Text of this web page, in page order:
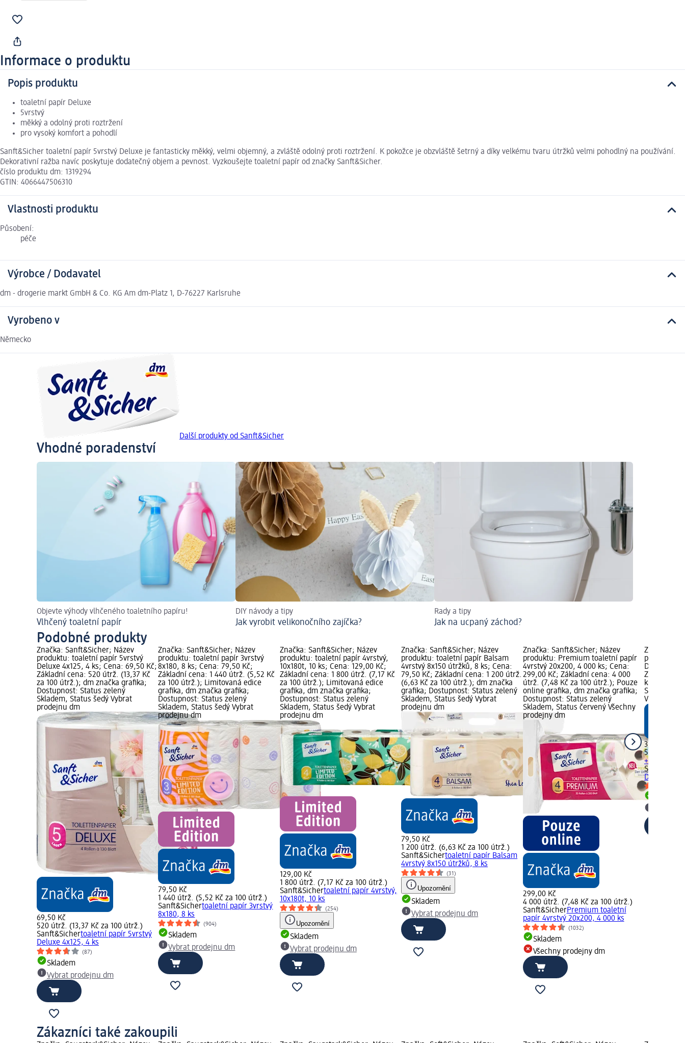
Informace o produktu
Popis produktu
toaletní papír Deluxe
5vrstvý
měkký a odolný proti roztržení
pro vysoký komfort a pohodlí
Sanft&Sicher toaletní papír 5vrstvý Deluxe je fantasticky měkký, velmi objemný, a zvláště odolný proti roztržení. K pokožce je obzvláště šetrný a díky velkému tvaru útržků velmi pohodlný na používání.
Dekorativní ražba navíc poskytuje dodatečný objem a pevnost. Vyzkoušejte toaletní papír od značky Sanft&Sicher.
číslo produktu dm: 1319294
GTIN: 4066447506310
Vlastnosti produktu
Působení:
péče
Výrobce / Dodavatel
dm - drogerie markt GmbH & Co. KG Am dm-Platz 1, D-76227 Karlsruhe
Vyrobeno v
Německo
Další produkty od Sanft&Sicher
Vhodné poradenství
Objevte výhody vlhčeného toaletního papíru!
Vlhčený toaletní papír
DIY návody a tipy
Jak vyrobit velikonočního zajíčka?
Rady a tipy
Jak na ucpaný záchod?
Podobné produkty
Značka: Sanft&Sicher; Název
produktu: toaletní papír 5vrstvý
Deluxe 4x125, 4 ks; Cena: 69,50 Kč;
Základní cena: 520 útrž. (13,37 Kč
za 100 útrž.); dm značka grafika;
Dostupnost: Status zelený
Skladem, Status šedý Vybrat
prodejnu dm
69,50 Kč
520 útrž. (13,37 Kč za 100 útrž.)
Sanft&Sichertoaletní papír 5vrstvý
Deluxe 4x125, 4 ks
(87)
Skladem
Vybrat prodejnu dm
Značka: Sanft&Sicher; Název
produktu: toaletní papír 3vrstvý
8x180, 8 ks; Cena: 79,50 Kč;
Základní cena: 1 440 útrž. (5,52 Kč
za 100 útrž.); Limitovaná edice
grafika, dm značka grafika;
Dostupnost: Status zelený
Skladem, Status šedý Vybrat
prodejnu dm
79,50 Kč
1 440 útrž. (5,52 Kč za 100 útrž.)
Sanft&Sichertoaletní papír 3vrstvý
8x180, 8 ks
(904)
Skladem
Vybrat prodejnu dm
Značka: Sanft&Sicher; Název
produktu: toaletní papír 4vrstvý,
10x180t, 10 ks; Cena: 129,00 Kč;
Základní cena: 1 800 útrž. (7,17 Kč
za 100 útrž.); Limitovaná edice
grafika, dm značka grafika;
Dostupnost: Status zelený
Skladem, Status šedý Vybrat
prodejnu dm
129,00 Kč
1 800 útrž. (7,17 Kč za 100 útrž.)
Sanft&Sichertoaletní papír 4vrstvý,
10x180t, 10 ks
(254)
Upozornění
Skladem
Vybrat prodejnu dm
Značka: Sanft&Sicher; Název
produktu: toaletní papír Balsam
4vrstvý 8x150 útržků, 8 ks; Cena:
79,50 Kč; Základní cena: 1 200 útrž.
(6,63 Kč za 100 útrž.); dm značka
grafika; Dostupnost: Status zelený
Skladem, Status šedý Vybrat
prodejnu dm
79,50 Kč
1 200 útrž. (6,63 Kč za 100 útrž.)
Sanft&Sichertoaletní papír Balsam
4vrstvý 8x150 útržků, 8 ks
(31)
Upozornění
Skladem
Vybrat prodejnu dm
Značka: Sanft&Sicher; Název
produktu: Premium toaletní papír
4vrstvý 20x200, 4 000 ks; Cena:
299,00 Kč; Základní cena: 4 000
útrž. (7,48 Kč za 100 útrž.); Pouze
online grafika, dm značka grafika;
Dostupnost: Status zelený
Skladem, Status červený Všechny
prodejny dm
299,00 Kč
4 000 útrž. (7,48 Kč za 100 útrž.)
Sanft&SicherPremium toaletní
papír 4vrstvý 20x200, 4 000 ks
(1032)
Skladem
Všechny prodejny dm
Značka:
produktu:
Deluxe, 50
Základní
ks); dm
Status
Vybrat
35,50 Kč
50 ks (0,71
+ 1 další
Deluxe, 50
Zákazníci také zakoupili